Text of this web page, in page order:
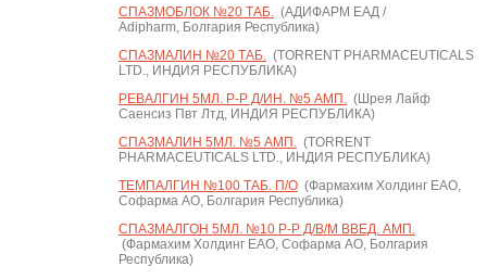
СПАЗМОБЛОК №20 ТАБ.(АДИФАРМ ЕАД /
Adipharm, Болгария Республика)
СПАЗМАЛИН №20 ТАБ.(TORRENT PHARMACEUTICALS
LTD., ИНДИЯ РЕСПУБЛИКА)
РЕВАЛГИН 5МЛ. Р-Р Д/ИН. №5 АМП.(Шрея Лайф
Саенсиз Пвт Лтд, ИНДИЯ РЕСПУБЛИКА)
СПАЗМАЛИН 5МЛ. №5 АМП.(TORRENT
PHARMACEUTICALS LTD., ИНДИЯ РЕСПУБЛИКА)
ТЕМПАЛГИН №100 ТАБ. П/О(Фармахим Холдинг ЕАО,
Софарма АО, Болгария Республика)
СПАЗМАЛГОН 5МЛ. №10 Р-Р Д/В/М ВВЕД. АМП.
(Фармахим Холдинг ЕАО, Софарма АО, Болгария
Республика)